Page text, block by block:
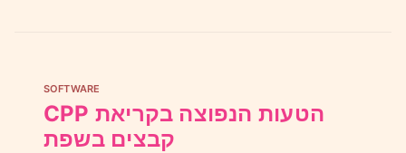
SOFTWARE
CPP הטעות הנפוצה בקריאת
קבצים בשפת